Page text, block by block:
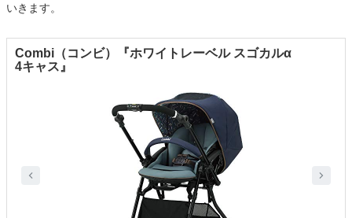
いきます。
Combi（コンビ）『ホワイトレーベル スゴカルα
4キャス』